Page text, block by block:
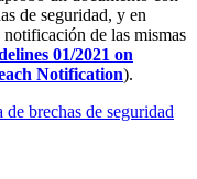
de seguridad, y en
de las mismas
01/2021 on
Notification).
brechas de seguridad